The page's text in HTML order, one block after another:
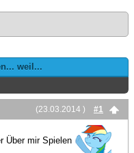
weil...
(23.03.2014 ) #1
Über mir Spielen